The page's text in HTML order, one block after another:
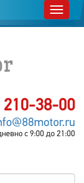
210-38-00
с 9:00 до 21:00